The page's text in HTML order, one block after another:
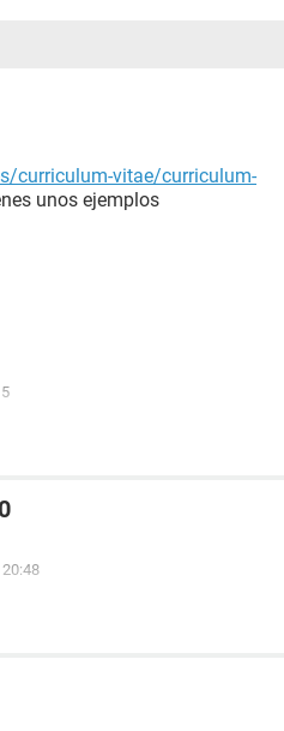
curriculum-vitae/curriculum-
unos ejemplos